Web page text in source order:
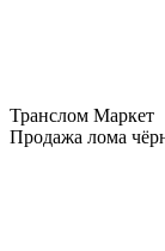
Транслом Маркет
Продажа лома